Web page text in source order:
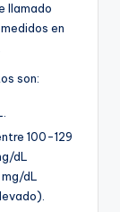
llamado
en
son:
100-129
dL
dL